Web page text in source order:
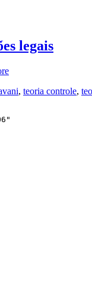
legais
, teoria controle,